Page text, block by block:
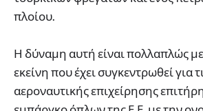
πλοίου.
Η δύναμη αυτή είναι πολλαπλώς
εκείνη που έχει συγκεντρωθεί για
αεροναυτικής επιχείρησης